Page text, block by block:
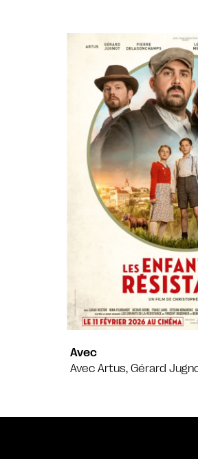
Avec
Avec Artus, Gérard